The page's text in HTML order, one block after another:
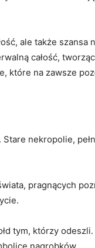
ale ⁢także
całość,
które na zawsze
nekropolie,‍
pragnących​
tym, którzy